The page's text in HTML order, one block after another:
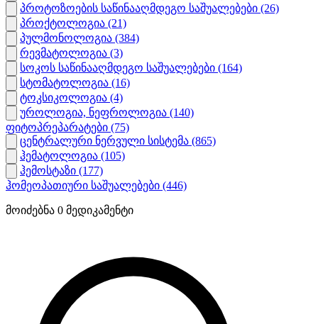
პროტოზოების საწინააღმდეგო საშუალებები (26)
პროქტოლოგია (21)
პულმონოლოგია (384)
რევმატოლოგია (3)
სოკოს საწინააღმდეგო საშუალებები (164)
სტომატოლოგია (16)
ტოკსიკოლოგია (4)
უროლოგია, ნეფროლოგია (140)
ფიტოპრეპარატები (75)
ცენტრალური ნერვული სისტემა (865)
ჰემატოლოგია (105)
ჰემოსტაზი (177)
ჰომეოპათიური საშუალებები (446)
მოიძებნა 0 მედიკამენტი